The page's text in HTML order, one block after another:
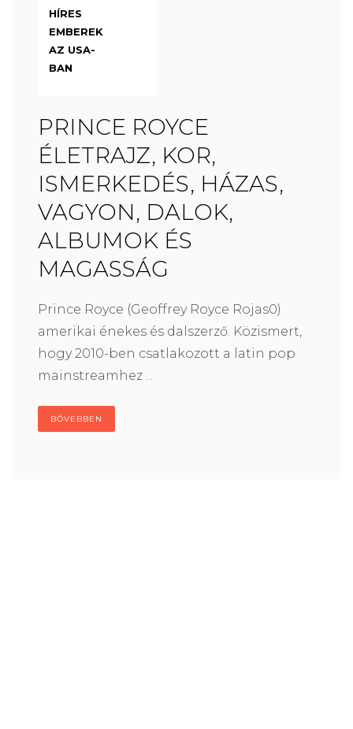
HÍRES
EMBEREK
AZ USA-
BAN
PRINCE ROYCE
ÉLETRAJZ, KOR,
ISMERKEDÉS, HÁZAS,
VAGYON, DALOK,
ALBUMOK ÉS
MAGASSÁG
Prince Royce (Geoffrey Royce Rojas0)
amerikai énekes és dalszerző. Közismert,
hogy 2010-ben csatlakozott a latin pop
mainstreamhez ...
BŐVEBBEN